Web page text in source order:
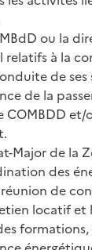
ou la
relatifs à la
de
de la
COMBDD et/
Major de la
des
de
locatif et